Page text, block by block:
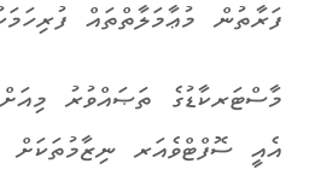
ފަރާތުން މުޢާމަލާތްތައް
މާސްޓަރކާޑުގެ ތަޞައްވުރު
އެއީ ސޮފްޓްވެއަރ